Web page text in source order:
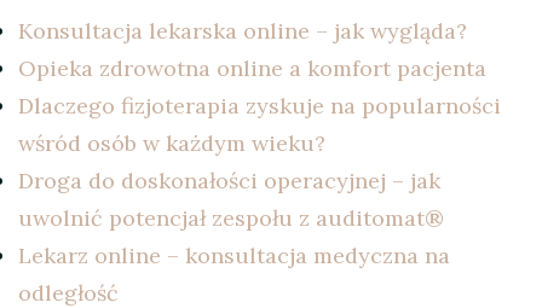
Konsultacja lekarska online – jak wygląda?
Opieka zdrowotna online a komfort pacjenta
Dlaczego fizjoterapia zyskuje na popularności
wśród osób w każdym wieku?
Droga do doskonałości operacyjnej – jak
uwolnić potencjał zespołu z auditomat®
Lekarz online – konsultacja medyczna na
odległość